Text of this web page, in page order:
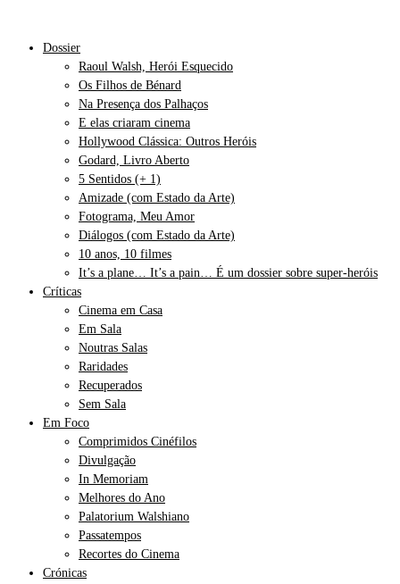
Dossier
Raoul Walsh, Herói Esquecido
Os Filhos de Bénard
Na Presença dos Palhaços
E elas criaram cinema
Hollywood Clássica: Outros Heróis
Godard, Livro Aberto
5 Sentidos (+ 1)
Amizade (com Estado da Arte)
Fotograma, Meu Amor
Diálogos (com Estado da Arte)
10 anos, 10 filmes
It’s a plane… It’s a pain… É um dossier sobre super-heróis
Críticas
Cinema em Casa
Em Sala
Noutras Salas
Raridades
Recuperados
Sem Sala
Em Foco
Comprimidos Cinéfilos
Divulgação
In Memoriam
Melhores do Ano
Palatorium Walshiano
Passatempos
Recortes do Cinema
Crónicas